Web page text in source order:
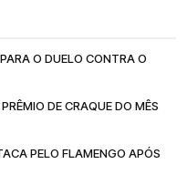
O DUELO CONTRA O
DE CRAQUE DO MÊS
PELO FLAMENGO APÓS